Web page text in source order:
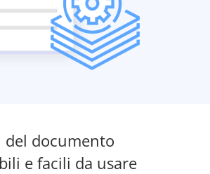
del documento
e facili da usare